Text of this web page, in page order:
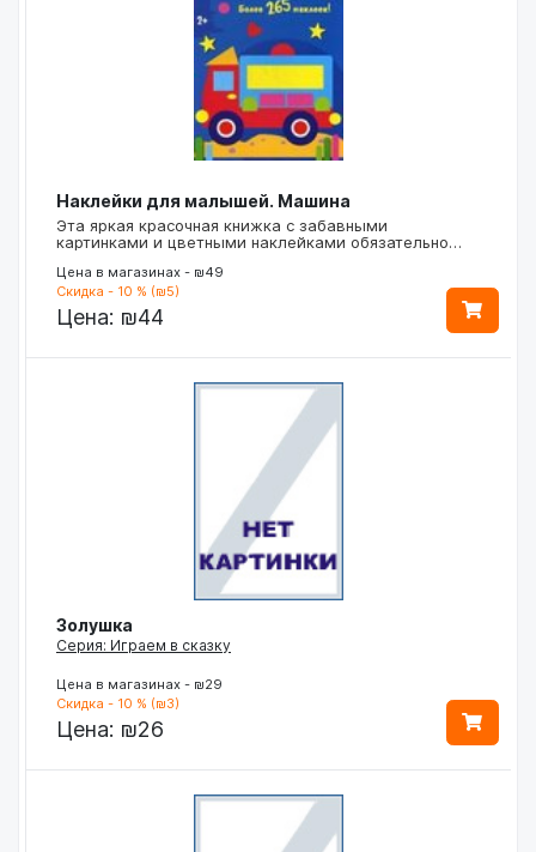
Наклейки для малышей. Машина
Эта яркая красочная книжка с забавными
картинками и цветными наклейками обязательно…
Цена в магазинах - ₪49
Скидка - 10 % (₪5)
Цена: ₪44
Золушка
Серия: Играем в сказку
Цена в магазинах - ₪29
Скидка - 10 % (₪3)
Цена: ₪26